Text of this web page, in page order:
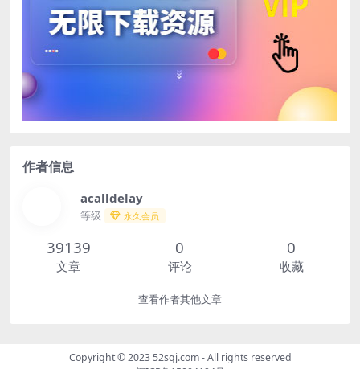
作者信息
acalldelay
等级 永久会员
39139
文章
0
评论
0
收藏
查看作者其他文章
Copyright © 2023 52sqj.com- All rights reserved